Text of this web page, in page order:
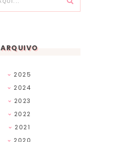
ARQUIVO
2025
2024
2023
2022
2021
2020